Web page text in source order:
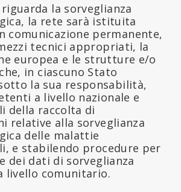
la sorveglianza
la rete sarà istituita
comunicazione permanente,
tecnici appropriati, la
europea e le strutture e/o
in ciascuno Stato
la sua responsabilità,
a livello nazionale e
della raccolta di
relative alla sorveglianza
delle malattie
e stabilendo procedure per
dei dati di sorveglianza
livello comunitario.